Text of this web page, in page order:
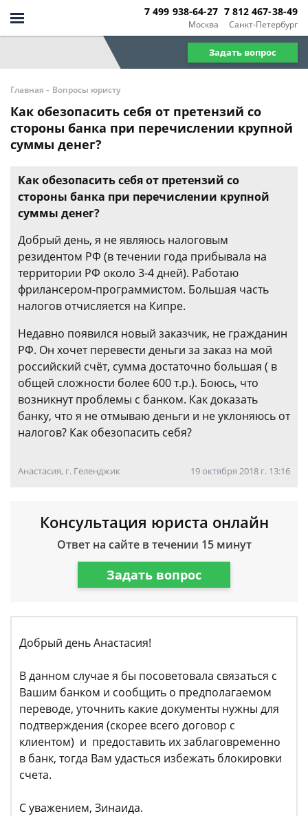
Москва
7 499 938-64-27
Санкт-Петербург
7 812 467-38-49
Задать вопрос
Главная - Вопросы юристу
Как обезопасить себя от претензий со
стороны банка при перечислении крупной
суммы денег?
Как обезопасить себя от претензий со
стороны банка при перечислении крупной
суммы денег?
Добрый день, я не являюсь налоговым
резидентом РФ (в течении года прибывала на
территории РФ около 3-4 дней). Работаю
фрилансером-программистом. Большая часть
налогов отчисляется на Кипре.
Недавно появился новый заказчик, не гражданин
РФ. Он хочет перевести деньги за заказ на мой
российский счёт, сумма достаточно большая ( в
общей сложности более 600 т.р.). Боюсь, что
возникнут проблемы с банком. Как доказать
банку, что я не отмываю деньги и не уклоняюсь от
налогов? Как обезопасить себя?
Анастасия, г. Геленджик 19 октября 2018 г. 13:16
Консультация юриста онлайн
Ответ на сайте в течении 15 минут
Задать вопрос
Добрый день Анастасия!
В данном случае я бы посоветовала связаться с
Вашим банком и сообщить о предполагаемом
переводе, уточнить какие документы нужны для
подтверждения (скорее всего договор с
клиентом) и предоставить их заблаговременно
в банк, тогда Вам удасться избежать блокировки
счета.
С уважением, Зинаида.